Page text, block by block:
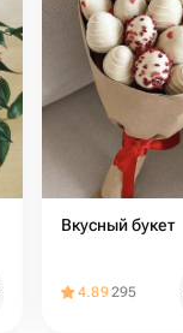
Вкусный букет
4.89295